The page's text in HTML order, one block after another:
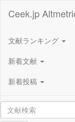
Ceek.jp
文献ランキング
新着文献
新着投稿